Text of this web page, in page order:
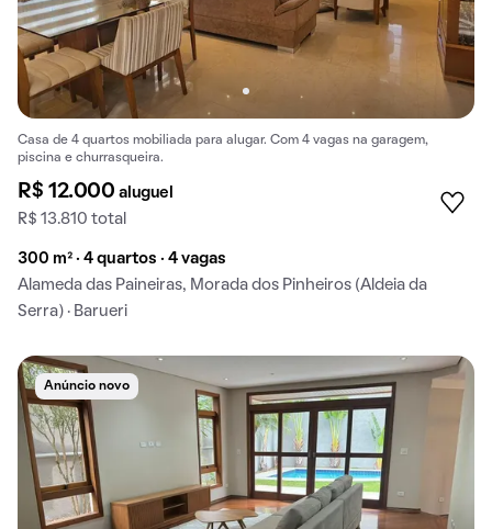
Casa de 4 quartos mobiliada para alugar. Com 4 vagas na garagem,
piscina e churrasqueira.
R$ 12.000aluguel
R$ 13.810 total
300 m² · 4 quartos · 4 vagas
Alameda das Paineiras, Morada dos Pinheiros (Aldeia da
Serra) · Barueri
Anúncio novo